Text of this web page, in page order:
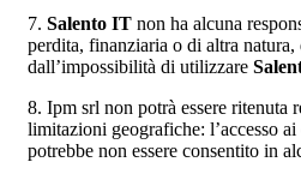
7. Salento IT non ha alcuna
perdita, finanziaria o di altra
dall’impossibilità di utilizzare
8. Ipm srl non potrà essere ritenuta
limitazioni geografiche: l’accesso
potrebbe non essere consentito in